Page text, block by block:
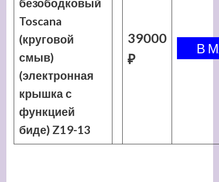
безободковый
Toscana
(круговой
смыв)
(электронная
крышка с
функцией
биде) Z19-13
39000
₽